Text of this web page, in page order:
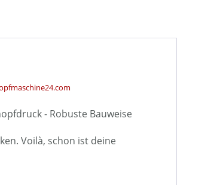
- Robuste Bauweise
Voilà, schon ist deine